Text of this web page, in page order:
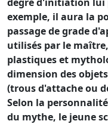
exemple, il aura la
passage de grade
utilisés par le
plastiques et
dimension des
(trous d'attache ou
Selon la
du mythe, le jeune